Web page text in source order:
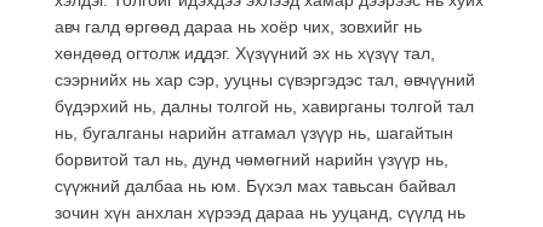
авч галд өргөөд дараа нь хоёр чих, зовхийг нь
хөндөөд огтолж иддэг. Хүзүүний эх нь хүзүү тал,
сээрнийх нь хар сэр, ууцны сүвэргэдэс тал, өвчүүний
бүдэрхий нь, далны толгой нь, хавирганы толгой тал
нь, бугалганы нарийн атгамал үзүүр нь, шагайтын
борвитой тал нь, дунд чөмөгний нарийн үзүүр нь,
сүүжний далбаа нь юм. Бүхэл мах тавьсан байвал
зочин хүн анхлан хүрээд дараа нь ууцанд, сүүлд нь